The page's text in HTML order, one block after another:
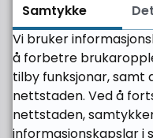
Ferje
Slik kjøper du
FRAM-appen
Nettbutikken
Soner og
Om bord
Samtykke
Vi bruker
å forbetre
tilby funksjonar, samt
nettstaden. Ved å
nettstaden,
informasjonskapslar i